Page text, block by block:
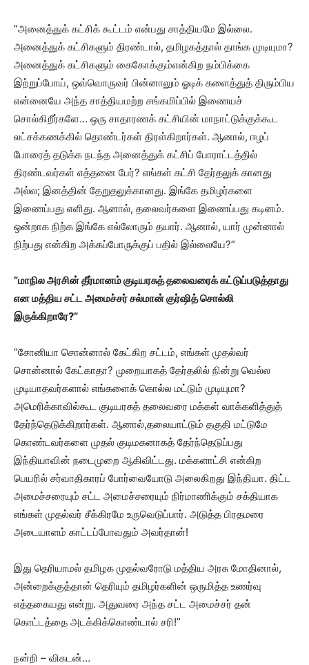
”அனைத்துக் கட்சிக் கூட்டம் என்பது சாத்தியமே இல்லை.
அனைத்துக் கட்சிகளும் திரண்டால், தமிழகத்தால் தாங்க முடியுமா?
அனைத்துக் கட்சிகளும் கைகோக்கும்என்கிற நம்பிக்கை
இற்றுப்போய், ஒவ்வொருவர் பின்னாலும் ஓடிக் களைத்துத் திரும்பிய
என்னையே அந்த சாத்தியமற்ற சங்கமிப்பில் இணையச்
சொல்கிறீர்களே… ஒரு சாதாரணக் கட்சியின் மாநாட்டுக்குக்கூட
லட்சக்கணக்கில் தொண்டர்கள் திரள்கிறார்கள். ஆனால், ஈழப்
போரைத் தடுக்க நடந்த அனைத்துக் கட்சிப் போராட்டத்தில்
திரண்டவர்கள் எத்தனை பேர்? எங்கள் கட்சி தேர்தலுக் கானது
அல்ல; இனத்தின் தேறுதலுக்கானது. இங்கே தமிழர்களை
இணைப்பது எளிது. ஆனால், தலைவர்களை இணைப்பது கடினம்.
ஒன்றாக நிற்க இங்கே எல்லோரும் தயார். ஆனால், யார் முன்னால்
நிற்பது என்கிற அக்கப்போருக்குப் பதில் இல்லையே?”
”மாநில அரசின் தீர்மானம் குடியரசுத் தலைவரைக் கட்டுப்படுத்தாது
என மத்திய சட்ட அமைச்சர் சல்மான் குர்ஷித் சொல்லி
இருக்கிறாரே?”
”சோனியா சொன்னால் கேட்கிற சட்டம், எங்கள் முதல்வர்
சொன்னால் கேட்காதா? முறையாகத் தேர்தலில் நின்று வெல்ல
முடியாதவர்களால் எங்களைக் கொல்ல மட்டும் முடியுமா?
அமெரிக்காவில்கூட குடியரசுத் தலைவரை மக்கள் வாக்களித்துத்
தேர்ந்தெடுக்கிறார்கள். ஆனால்,தலையாட்டும் தகுதி மட்டுமே
கொண்டவர்களை முதல் குடிமகனாகத் தேர்ந்தெடுப்பது
இந்தியாவின் நடைமுறை ஆகிவிட்டது. மக்களாட்சி என்கிற
பெயரில் சர்வாதிகாரப் போர்வையோடு அலைகிறது இந்தியா. திட்ட
அமைச்சரையும் சட்ட அமைச்சரையும் நிர்மாணிக்கும் சக்தியாக
எங்கள் முதல்வர் சீக்கிரமே உருவெடுப்பார். அடுத்த பிரதமரை
அடையாளம் காட்டப்போவதும் அவர்தான்!
இது தெரியாமல் தமிழக முதல்வரோடு மத்திய அரசு மோதினால்,
அன்றைக்குத்தான் தெரியும் தமிழர்களின் ஒருமித்த உணர்வு
எத்தகையது என்று. அதுவரை அந்த சட்ட அமைச்சர் தன்
கொட்டத்தை அடக்கிக்கொண்டால் சரி!”
நன்றி – விகடன்…